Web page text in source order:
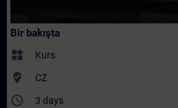
Bir bakışta
widgets Kurs
where_to_vote CZ
access_time 3 days